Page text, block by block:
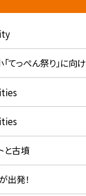
てっぺん祭り」に向
と古墳
出発！